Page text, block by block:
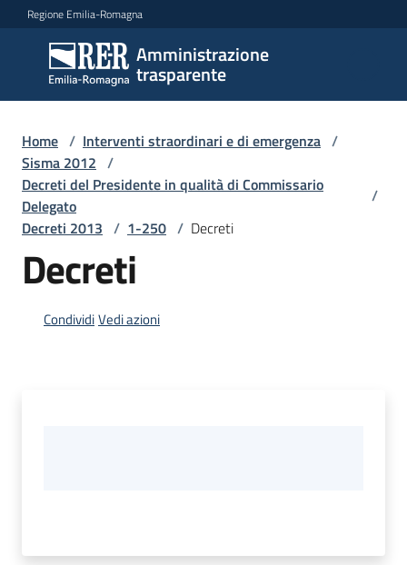
Vai al contenuto
Vai alla navigazione
Vai al footer
Regione Emilia-Romagna
Amministrazione
trasparente
Amministrazione
trasparente
Sottosezioni
Accesso
Home / Interventi straordinari e di emergenza /
Sisma 2012 /
Decreti del Presidente in qualità di Commissario
Delegato
/
Decreti 2013 / 1-250 / Decreti
Decreti
CondividiVedi azioni